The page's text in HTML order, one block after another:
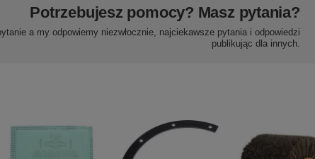
Potrzebujesz pomocy? Masz pytania?
a my odpowiemy niezwłocznie, najciekawsze pytania i odpowiedzi
publikując dla innych.